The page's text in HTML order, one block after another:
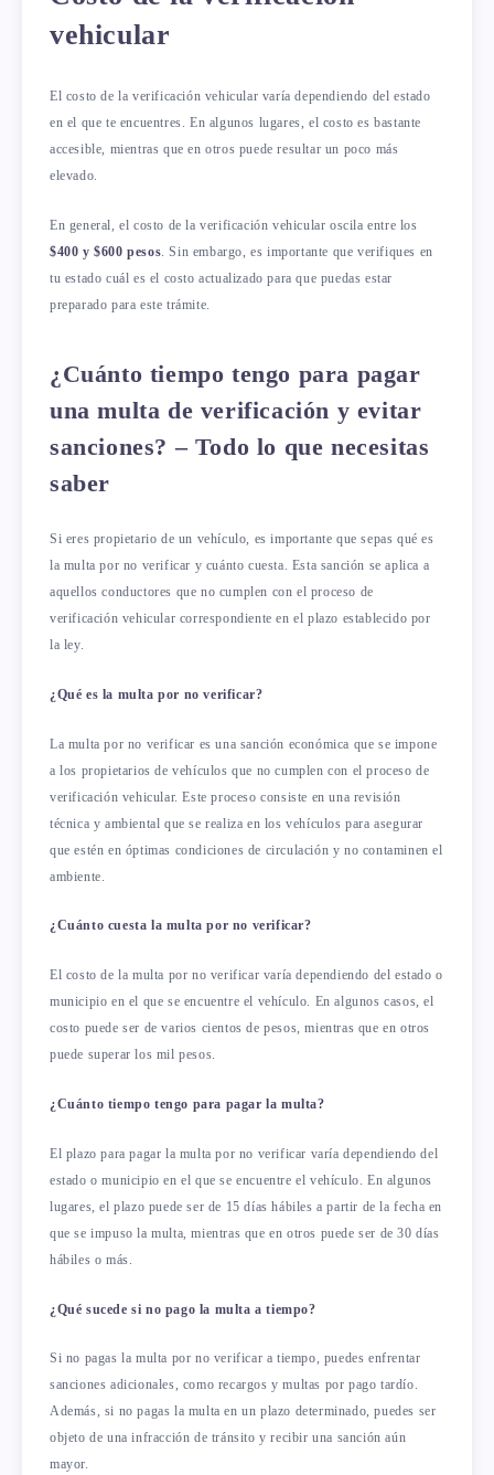
vehicular
El costo de la verificación vehicular varía dependiendo del estado
en el que te encuentres. En algunos lugares, el costo es bastante
accesible, mientras que en otros puede resultar un poco más
elevado.
En general, el costo de la verificación vehicular oscila entre los
$400 y $600 pesos. Sin embargo, es importante que verifiques en
tu estado cuál es el costo actualizado para que puedas estar
preparado para este trámite.
¿Cuánto tiempo tengo para pagar
una multa de verificación y evitar
sanciones? – Todo lo que necesitas
saber
Si eres propietario de un vehículo, es importante que sepas qué es
la multa por no verificar y cuánto cuesta. Esta sanción se aplica a
aquellos conductores que no cumplen con el proceso de
verificación vehicular correspondiente en el plazo establecido por
la ley.
¿Qué es la multa por no verificar?
La multa por no verificar es una sanción económica que se impone
a los propietarios de vehículos que no cumplen con el proceso de
verificación vehicular. Este proceso consiste en una revisión
técnica y ambiental que se realiza en los vehículos para asegurar
que estén en óptimas condiciones de circulación y no contaminen el
ambiente.
¿Cuánto cuesta la multa por no verificar?
El costo de la multa por no verificar varía dependiendo del estado o
municipio en el que se encuentre el vehículo. En algunos casos, el
costo puede ser de varios cientos de pesos, mientras que en otros
puede superar los mil pesos.
¿Cuánto tiempo tengo para pagar la multa?
El plazo para pagar la multa por no verificar varía dependiendo del
estado o municipio en el que se encuentre el vehículo. En algunos
lugares, el plazo puede ser de 15 días hábiles a partir de la fecha en
que se impuso la multa, mientras que en otros puede ser de 30 días
hábiles o más.
¿Qué sucede si no pago la multa a tiempo?
Si no pagas la multa por no verificar a tiempo, puedes enfrentar
sanciones adicionales, como recargos y multas por pago tardío.
Además, si no pagas la multa en un plazo determinado, puedes ser
objeto de una infracción de tránsito y recibir una sanción aún
mayor.